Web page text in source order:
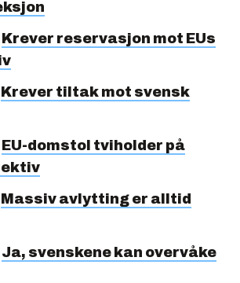
Krever reservasjon mot EUs
Krever tiltak mot svensk
EU-domstol tviholder på
Massiv avlytting er alltid
Ja, svenskene kan overvåke